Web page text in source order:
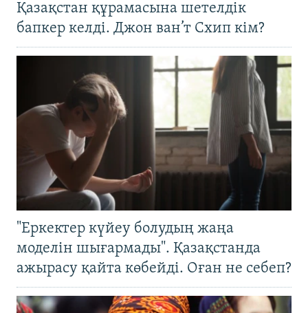
Қазақстан құрамасына шетелдік
бапкер келді. Джон ван’т Схип кім?
"Еркектер күйеу болудың жаңа
моделін шығармады". Қазақстанда
ажырасу қайта көбейді. Оған не себеп?